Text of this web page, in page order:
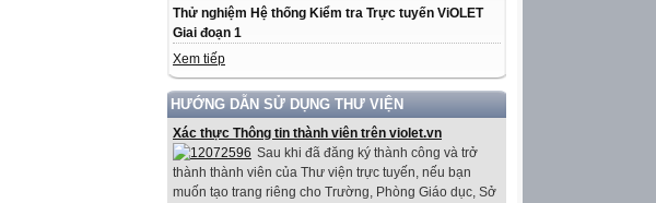
Thử nghiệm Hệ thống Kiểm tra Trực tuyến ViOLET
Giai đoạn 1
Xem tiếp
HƯỚNG DẪN SỬ DỤNG THƯ VIỆN
Xác thực Thông tin thành viên trên violet.vn
Sau khi đã đăng ký thành công và trở
thành thành viên của Thư viện trực tuyến, nếu bạn
muốn tạo trang riêng cho Trường, Phòng Giáo dục, Sở